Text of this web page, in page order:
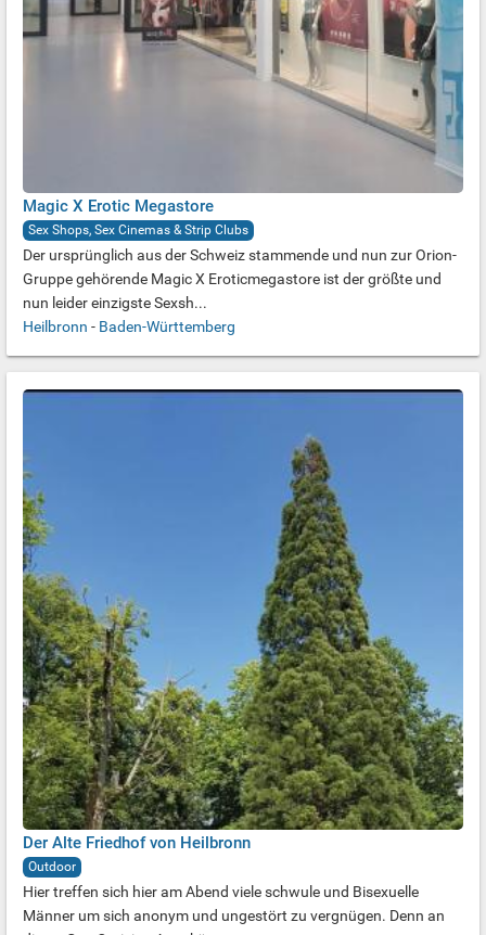
Magic X Erotic Megastore
Sex Shops, Sex Cinemas & Strip Clubs
Der ursprünglich aus der Schweiz stammende und nun zur Orion-
Gruppe gehörende Magic X Eroticmegastore ist der größte und
nun leider einzigste Sexsh...
Heilbronn - Baden-Württemberg
Der Alte Friedhof von Heilbronn
Outdoor
Hier treffen sich hier am Abend viele schwule und Bisexuelle
Männer um sich anonym und ungestört zu vergnügen. Denn an